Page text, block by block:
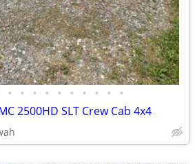
• • • • • • • • • •
2500HD SLT Crew Cab 4x4